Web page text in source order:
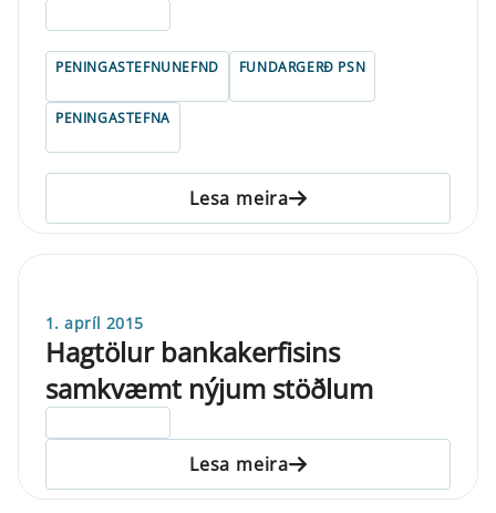
PENINGASTEFNUNEFND FUNDARGERÐ PSN
PENINGASTEFNA
Lesa meira
1. apríl 2015
Hagtölur bankakerfisins
samkvæmt nýjum stöðlum
Lesa meira